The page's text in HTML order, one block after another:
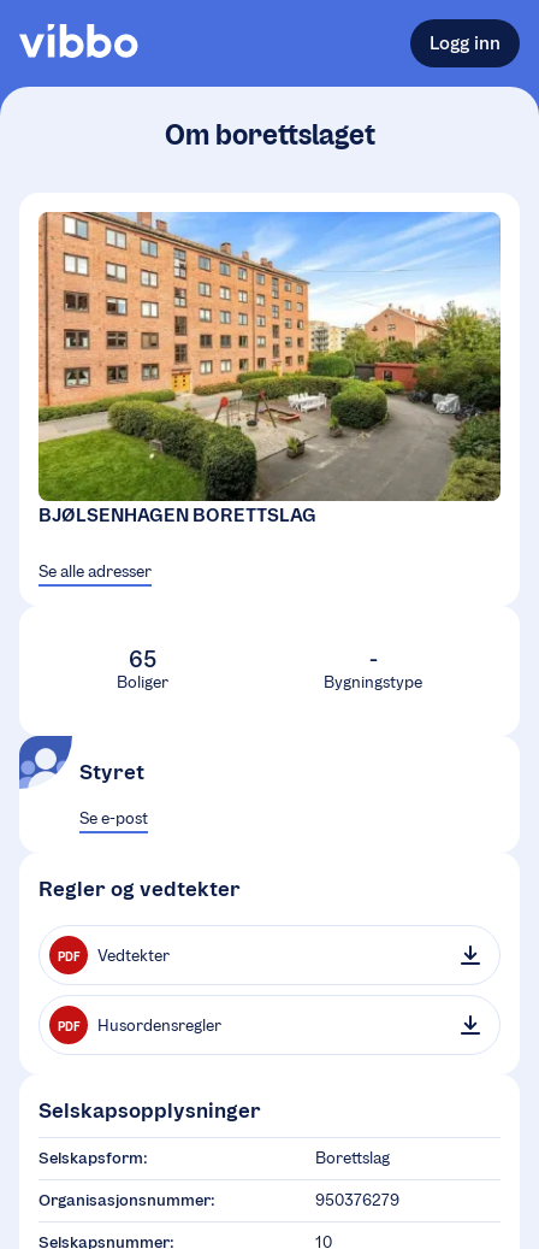
Logg inn
Om borettslaget
BJØLSENHAGEN BORETTSLAG
Se alle adresser
65
Boliger
-
Bygningstype
Styret
Se e-post
Regler og vedtekter
PDF Vedtekter
PDF Husordensregler
Selskapsopplysninger
Selskapsform: Borettslag
Organisasjonsnummer: 950376279
Selskapsnummer: 10